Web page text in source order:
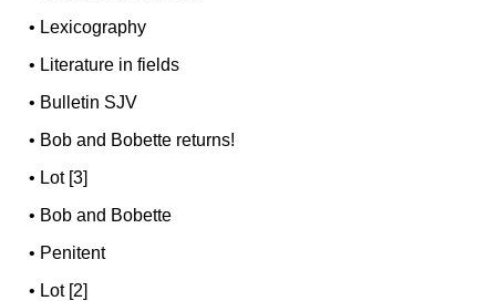
• Lexicography
• Literature in fields
• Bulletin SJV
• Bob and Bobette returns!
• Lot [3]
• Bob and Bobette
• Penitent
• Lot [2]